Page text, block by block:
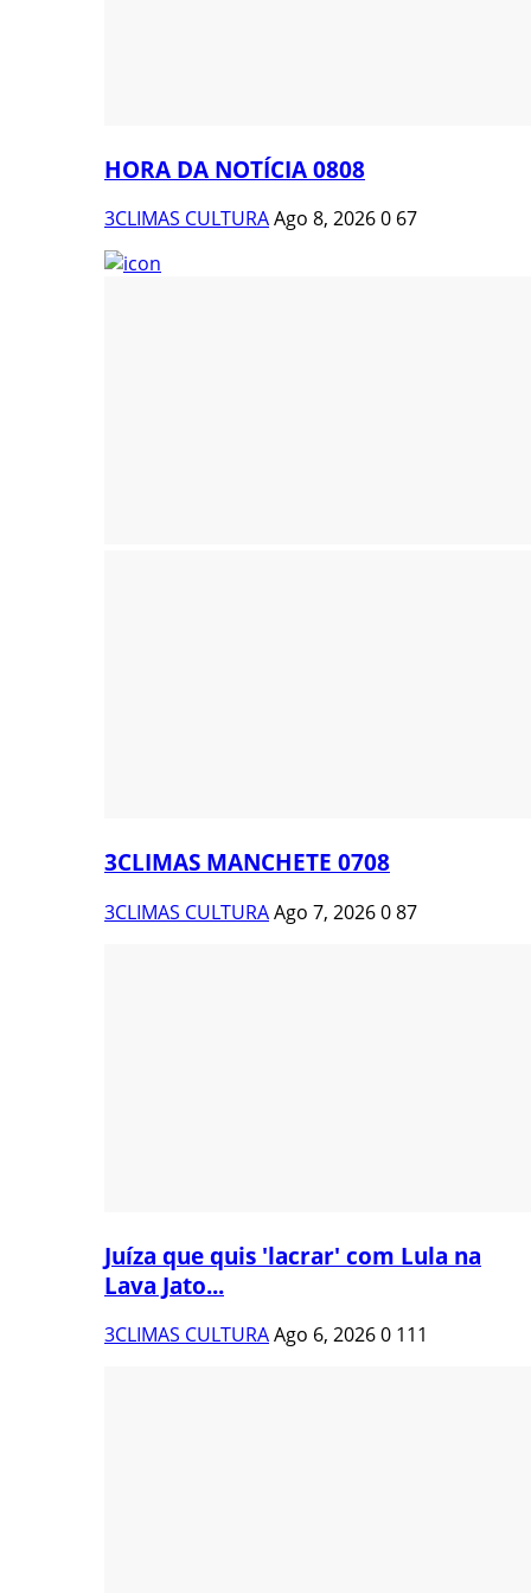
HORA DA NOTÍCIA 0808
3CLIMAS CULTURAAgo 8, 20260 67
3CLIMAS MANCHETE 0708
3CLIMAS CULTURAAgo 7, 2026087
Juíza que quis 'lacrar' com Lula na
Lava Jato...
3CLIMAS CULTURAAgo 6, 20260 111